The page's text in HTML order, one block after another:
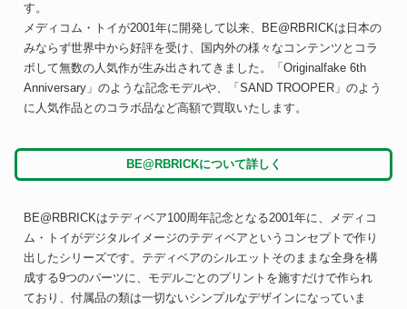
す。
メディコム・トイが2001年に開発して以来、BE@RBRICKは日本の
みならず世界中から好評を受け、国内外の様々なコンテンツとコラ
ボして無数の人気作が生み出されてきました。「Originalfake 6th
Anniversary」のような記念モデルや、「SAND TROOPER」のよう
に人気作品とのコラボ品など高額で買取いたします。
BE@RBRICKについて詳しく
BE@RBRICKはテディベア100周年記念となる2001年に、メディコ
ム・トイがデジタルイメージのテディベアというコンセプトで作り
出したシリーズです。テディベアのシルエットそのままな全身を構
成する9つのパーツに、モデルごとのプリントを施すだけで作られ
ており、付属品の類は一切ないシンプルなデザインになっていま